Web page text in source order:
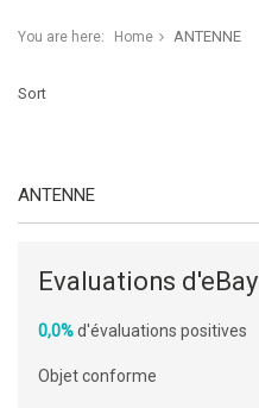
You are here: Home ANTENNE
Sort
ANTENNE
Evaluations d'eBay
0,0%d'évaluations positives
Objet conforme